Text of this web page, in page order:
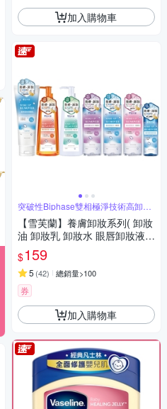
加入購物車
突破性Biphase雙相極淨技術高卸妝
力
【雪芙蘭】養膚卸妝系列( 卸妝
油 卸妝乳 卸妝水 眼唇卸妝液
洗卸潔面乳 )
$159
5 (42) 總銷量>100
券
加入購物車